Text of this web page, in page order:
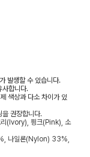
발생할 수 있습니다.
사합니다.
색상과 다소 차이가 있
을 권장합니다.
(Ivory), 핑크(Pink), 소
나일론(Nylon) 33%,